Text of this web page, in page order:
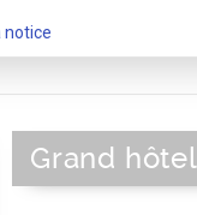
notice
Grand